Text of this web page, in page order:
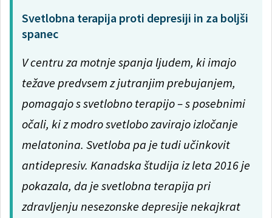
Svetlobna terapija proti depresiji in za boljši
spanec
V centru za motnje spanja ljudem, ki imajo
težave predvsem z jutranjim prebujanjem,
pomagajo s svetlobno terapijo – s posebnimi
očali, ki z modro svetlobo zavirajo izločanje
melatonina. Svetloba pa je tudi učinkovit
antidepresiv. Kanadska študija iz leta 2016 je
pokazala, da je svetlobna terapija pri
zdravljenju nesezonske depresije nekajkrat